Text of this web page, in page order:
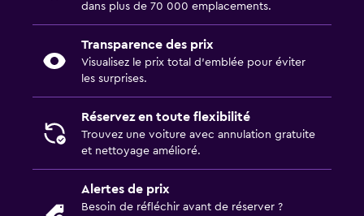
dans plus de 70 000 emplacements.
Transparence des prix
Visualisez le prix total d’emblée pour éviter
les surprises.
Réservez en toute flexibilité
Trouvez une voiture avec annulation gratuite
et nettoyage amélioré.
Alertes de prix
Besoin de réfléchir avant de réserver ?